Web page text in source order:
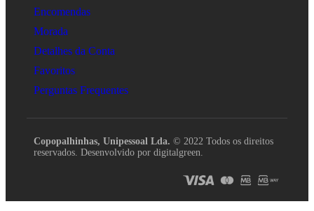
Encomendas
Morada
Detalhes da Conta
Favoritos
Perguntas Frequentes
Copopalhinhas, Unipessoal Lda. © 2022 Todos os direitos
reservados. Desenvolvido por digitalgreen.